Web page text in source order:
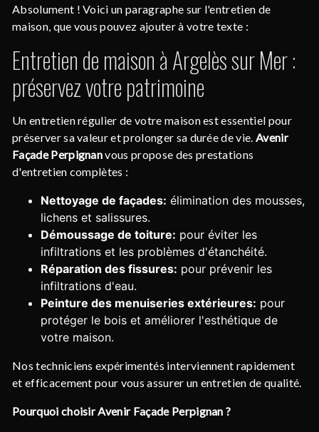
Absolument ! Voici un paragraphe sur l'entretien de
maison, que vous pouvez ajouter à votre texte :
Entretien de maison à Argelès sur Mer :
préservez votre patrimoine
Un entretien régulier de votre maison est essentiel pour
préserver sa valeur et prolonger sa durée de vie.Avenir
Façade Perpignanvous propose des prestations
d'entretien complètes :
Nettoyage de façades: élimination des mousses,
lichens et salissures.
Démoussage de toiture: pour éviter les
infiltrations et les problèmes d'étanchéité.
Réparation des fissures: pour prévenir les
infiltrations d'eau.
Peinture des menuiseries extérieures: pour
protéger le bois et améliorer l'esthétique de
votre maison.
Nos techniciens expérimentés interviennent rapidement
et efficacement pour vous assurer un entretien de qualité.
Pourquoi choisir Avenir Façade Perpignan ?